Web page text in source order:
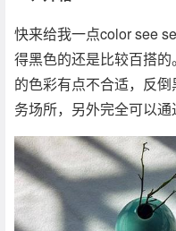
快来给我一点color see
得黑色的还是比较百搭
的色彩有点不合适，反
务场所，另外完全可以通